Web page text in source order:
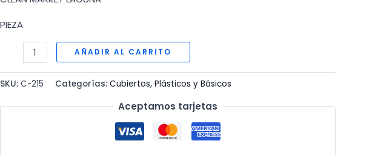
PIEZA
CUCHARA
MADERA
CAFETERA
AÑADIR AL CARRITO
SKU:C-215 Categorías:Cubiertos,Plásticos y Básicos
Aceptamos tarjetas